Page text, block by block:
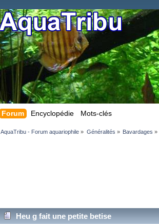
Forum Encyclopédie Mots-clés
AquaTribu - Forum aquariophile » Généralités » Bavardages »
Heu g fait une petite betise